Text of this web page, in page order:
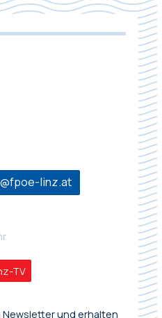
linz.at
TV
und erhalten